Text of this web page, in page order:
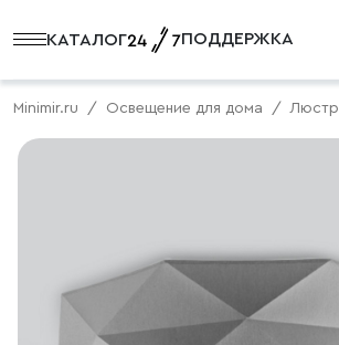
КАТАЛОГ ПОДДЕРЖКА
Minimir.ru Освещение для дома